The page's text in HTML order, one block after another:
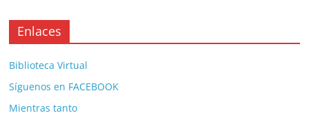
Enlaces
Biblioteca Virtual
Síguenos en FACEBOOK
Mientras tanto